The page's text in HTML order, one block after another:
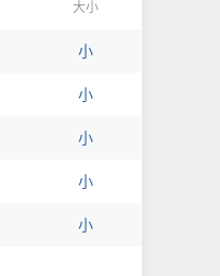
大小
小
小
小
小
小